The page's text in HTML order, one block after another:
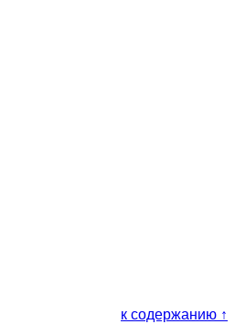
к содержанию ↑